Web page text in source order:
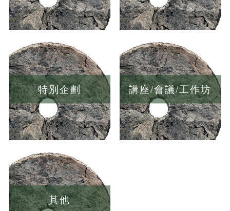
特別企劃 講座/會議/工作坊
其他